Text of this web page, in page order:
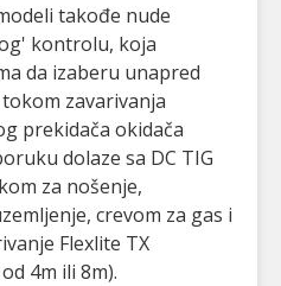
takođe nude
kontrolu, koja
da izaberu unapred
zavarivanja
prekidača okidača
dolaze sa DC TIG
za nošenje,
crevom za gas i
Flexlite TX
4m ili 8m).